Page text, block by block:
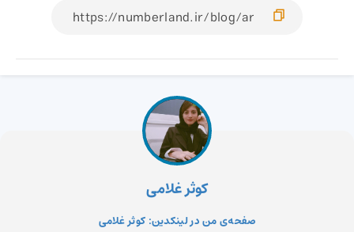
کوثر غلامی
صفحه‌ی من در لینکدین: کوثر غلامی